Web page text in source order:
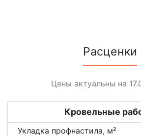
Расценки
Цены актуальны на
Кровельные
Укладка профнастила, м²